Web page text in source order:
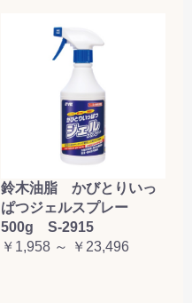
鈴木油脂 かびとりいっ
ぱつジェルスプレー
500g S-2915
￥1,958 ～ ￥23,496